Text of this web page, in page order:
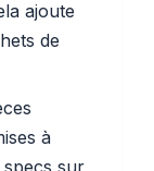
ajoute
de
à
sur